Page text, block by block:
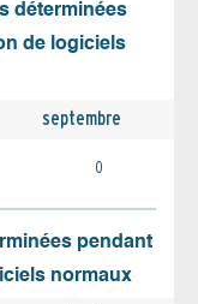
déterminées
de logiciels
septembre
0
pendant
normaux